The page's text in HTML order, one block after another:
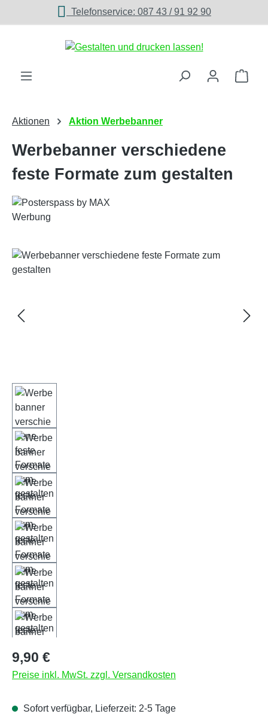
Zum Hauptinhalt springenTelefonservice: 087 43 / 91 92 90
Aktionen Aktion Werbebanner
Werbebanner verschiedene
feste Formate zum gestalten
Bildergalerie überspringen
Regulärer Preis:
9,90 €
Preise inkl. MwSt. zzgl. Versandkosten
Sofort verfügbar, Lieferzeit: 2-5 Tage